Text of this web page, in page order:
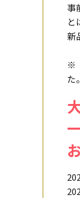
事
と
新
※
た。